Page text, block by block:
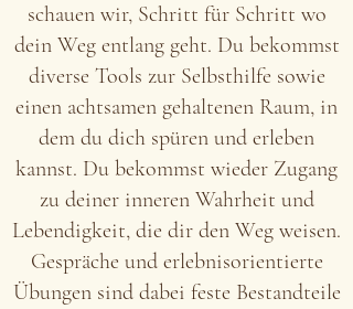
schauen wir, Schritt für Schritt wo
dein Weg entlang geht. Du bekommst
diverse Tools zur Selbsthilfe sowie
einen achtsamen gehaltenen Raum, in
dem du dich spüren und erleben
kannst. Du bekommst wieder Zugang
zu deiner inneren Wahrheit und
Lebendigkeit, die dir den Weg weisen.
Gespräche und erlebnisorientierte
Übungen sind dabei feste Bestandteile